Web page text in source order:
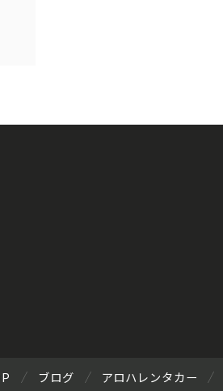
ブログ アロハレンタカー